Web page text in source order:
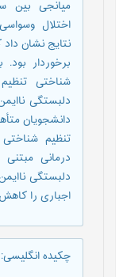
میانجی بین
اختلال
نتایج نشان
برخوردار
شناختی
دلبستگی
دانشجویان
تنظیم
درمانی
دلبستگی
اجباری را
چکیده انگلیسی: